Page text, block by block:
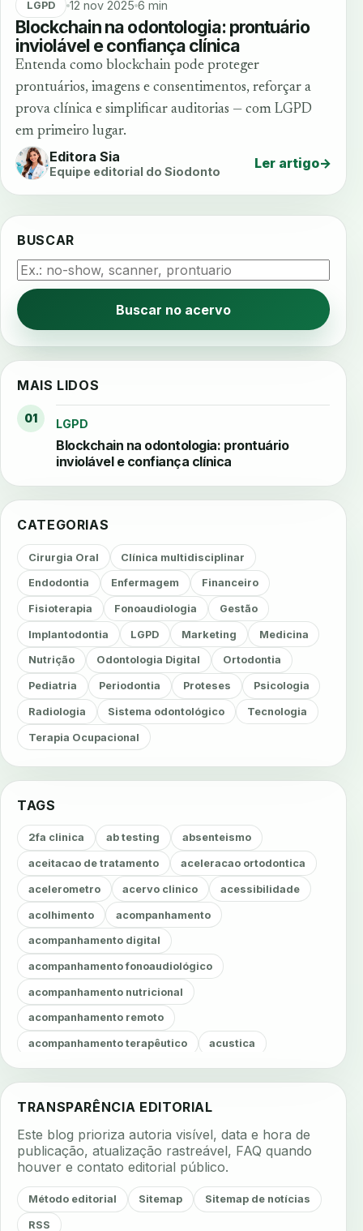
LGPD 12 nov 2025 6 min
Blockchain na odontologia: prontuário
inviolável e confiança clínica
Entenda como blockchain pode proteger
prontuários, imagens e consentimentos, reforçar a
prova clínica e simplificar auditorias — com LGPD
em primeiro lugar.
Editora Sia
Equipe editorial do Siodonto Ler artigo→
BUSCAR
Buscar no acervo
MAIS LIDOS
01 LGPD
Blockchain na odontologia: prontuário
inviolável e confiança clínica
CATEGORIAS
Cirurgia Oral Clínica multidisciplinar
Endodontia Enfermagem Financeiro
Fisioterapia Fonoaudiologia Gestão
Implantodontia LGPD Marketing Medicina
Nutrição Odontologia Digital Ortodontia
Pediatria Periodontia Proteses Psicologia
Radiologia Sistema odontológico Tecnologia
Terapia Ocupacional
TAGS
2fa clinica ab testing absenteismo
aceitacao de tratamento aceleracao ortodontica
acelerometro acervo clinico acessibilidade
acolhimento acompanhamento
acompanhamento digital
acompanhamento fonoaudiológico
acompanhamento nutricional
acompanhamento remoto
acompanhamento terapêutico acustica
acustica clinica adesao adesao ao tratamento
aerossois agenda agenda clinica
agenda inteligente agenda odontologica
agendamento agendamento digital
agendamento inteligente
TRANSPARÊNCIA EDITORIAL
Este blog prioriza autoria visível, data e hora de
publicação, atualização rastreável, FAQ quando
houver e contato editorial público.
Método editorial Sitemap Sitemap de notícias
RSS